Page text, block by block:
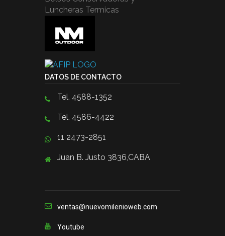
DATOS DE CONTACTO
Tel. 4588-1352
Tel. 4586-4422
11 2473-2851
Juan B. Justo 3836,CABA
ventas@nuevomilenioweb.com
Youtube